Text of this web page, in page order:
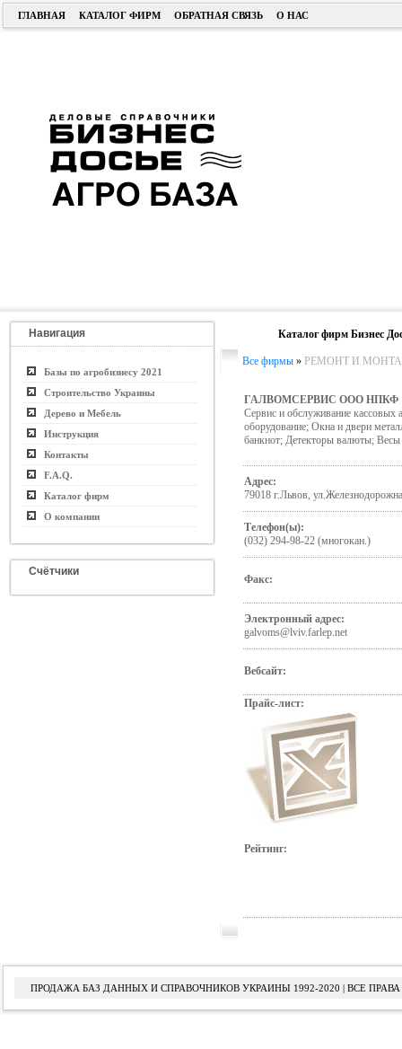
ГЛАВНАЯ КАТАЛОГ ФИРМ ОБРАТНАЯ СВЯЗЬ О НАС
Навигация
Базы по агробизнесу 2021
Строительство Украины
Дерево и Мебель
Инструкция
Контакты
F.A.Q.
Каталог фирм
О компании
Счётчики
Каталог фирм Бизнес
Все фирмы » РЕМОНТ И
ГАЛВОМСЕРВИС ООО НПКФ
Сервис и обслуживание кассовых
оборудование; Окна и двери
банкнот; Детекторы валюты; Весы
Адрес:
79018 г.Львов,
Телефон(ы):
(032) 294-98-22 (многокан.)
Факс:
Электронный адрес:
galvoms@lviv.farlep.net
Вебсайт:
Прайс-лист:
Рейтинг:
ПРОДАЖА БАЗ ДАННЫХ И СПРАВОЧНИКОВ УКРАИНЫ 1992-2020 | ВСЕ